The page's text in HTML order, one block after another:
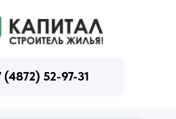
(4872) 52-97-31